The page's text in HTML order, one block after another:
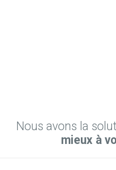
Nous avons la
mieux à